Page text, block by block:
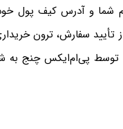
شما و آدرس کیف پول
سفارش، ترون
پی‌ام‌ایکس چنج به